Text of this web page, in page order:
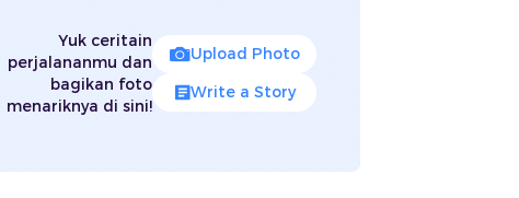
Yuk ceritain
perjalananmu dan
bagikan foto
menariknya di sini!
Upload Photo
Write a Story